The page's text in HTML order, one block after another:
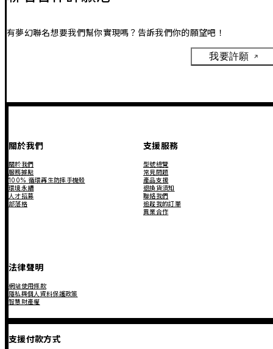
有夢幻聯名想要我們幫你實現嗎？告訴我們你的願望吧！
我要許願
關於我們
關於我們
服務據點
100% 循環再生防摔手機殼
環境永續
人才招募
部落格
支援服務
型號總覽
常見問題
產品支援
退換貨須知
聯絡我們
追蹤我的訂單
異業合作
法律聲明
網站使用條款
隱私與個人資料保護政策
智慧財產權
支援付款方式